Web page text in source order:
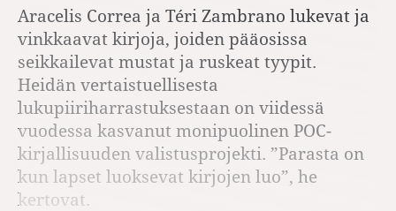
Aracelis Correa ja Téri Zambrano lukevat ja
vinkkaavat kirjoja, joiden pääosissa
seikkailevat mustat ja ruskeat tyypit.
Heidän vertaistuellisesta
lukupiiriharrastuksestaan on viidessä
vuodessa kasvanut monipuolinen POC-
kirjallisuuden valistusprojekti. ”Parasta on
kun lapset luoksevat kirjojen luo”, he
kertovat.